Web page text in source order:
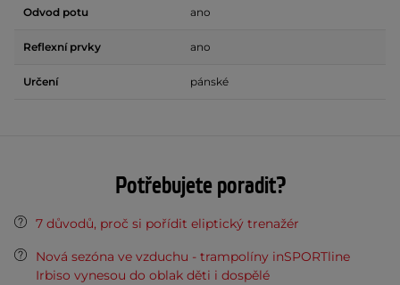
Odvod potu ano
Reflexní prvky ano
Určení pánské
Potřebujete poradit?
7 důvodů, proč si pořídit eliptický trenažér
Nová sezóna ve vzduchu - trampolíny inSPORTline
Irbiso vynesou do oblak děti i dospělé